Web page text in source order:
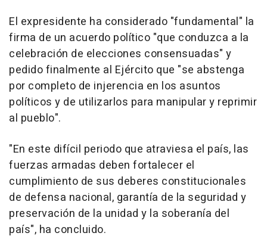
El expresidente ha considerado "fundamental" la
firma de un acuerdo político "que conduzca a la
celebración de elecciones consensuadas" y
pedido finalmente al Ejército que "se abstenga
por completo de injerencia en los asuntos
políticos y de utilizarlos para manipular y reprimir
al pueblo".
"En este difícil periodo que atraviesa el país, las
fuerzas armadas deben fortalecer el
cumplimiento de sus deberes constitucionales
de defensa nacional, garantía de la seguridad y
preservación de la unidad y la soberanía del
país", ha concluido.